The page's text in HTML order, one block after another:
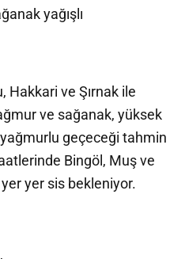
yağışlı
Hakkari ve Şırnak ile
ve sağanak, yüksek
geçeceği tahmin
Bingöl, Muş ve
yer sis bekleniyor.